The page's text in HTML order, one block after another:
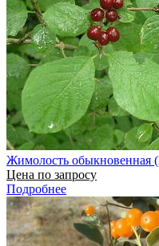
Жимолость обыкновенная
Цена по запросу
Подробнее